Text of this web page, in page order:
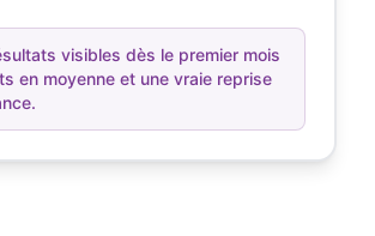
visibles dès le premier mois
en moyenne et une vraie reprise